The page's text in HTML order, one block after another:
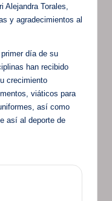
Torales,
y agradecimientos al
día de su
han recibido
crecimiento
viáticos para
así como
así al deporte de